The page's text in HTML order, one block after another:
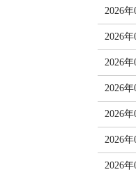
2026
2026
2026
2026
2026
2026
2026